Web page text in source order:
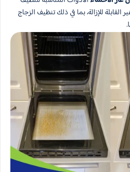
القابلة للإزالة، بما في ذلك تنظيف الزجاج